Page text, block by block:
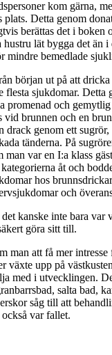
kom gärna,
plats. Detta genom
berättas det i boken
lät bygga det än i
mindre bemedlade
början ut på att
flesta sjukdomar. Detta
promenad och
vid brunnen och en
drack genom ett
tänderna. På
man var en I:a klass
åt och
hos
och
kanske inte bara var
göra sitt till.
man att få mer intresse
växte upp på
med i utvecklingen.
salta bad,
såg till att
var fallet.